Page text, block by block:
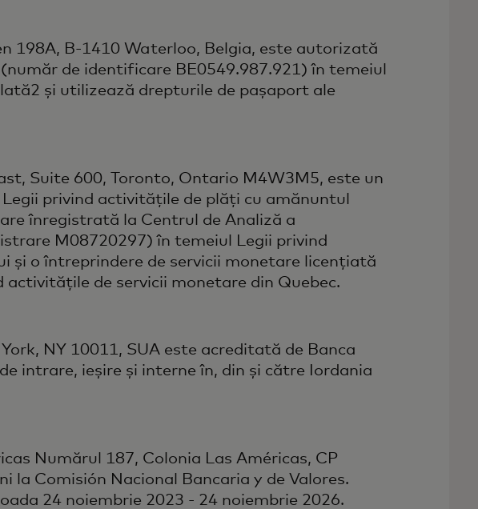
198A, B-1410 Waterloo, Belgia, este autorizată
de identificare BE0549.987.921) în temeiul
și utilizează drepturile de pașaport ale
Suite 600, Toronto, Ontario M4W3M5, este un
privind activitățile de plăți cu amănuntul
înregistrată la Centrul de Analiză a
M08720297) în temeiul Legii privind
o întreprindere de servicii monetare licențiată
activitățile de servicii monetare din Quebec.
NY 10011, SUA este acreditată de Banca
intrare, ieșire și interne în, din și către Iordania
Numărul 187, Colonia Las Américas, CP
Comisión Nacional Bancaria y de Valores.
24 noiembrie 2023 - 24 noiembrie 2026.